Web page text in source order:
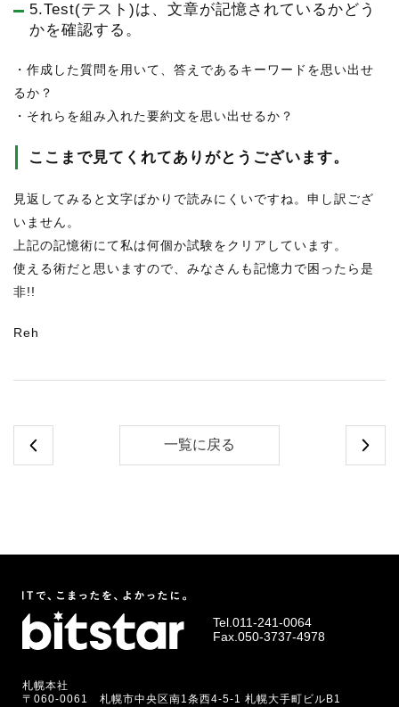
5.Test(テスト)は、文章が記憶されているかどう
かを確認する。
・作成した質問を用いて、答えであるキーワードを思い出せ
るか？
・それらを組み入れた要約文を思い出せるか？
ここまで見てくれてありがとうございます。
見返してみると文字ばかりで読みにくいですね。申し訳ござ
いません。
上記の記憶術にて私は何個か試験をクリアしています。
使える術だと思いますので、みなさんも記憶力で困ったら是
非!!
Reh
一覧に戻る
Tel. 011-241-0064
Fax.050-3737-4978
札幌本社
〒060-0061 札幌市中央区南1条西4-5-1 札幌大手町ビルB1